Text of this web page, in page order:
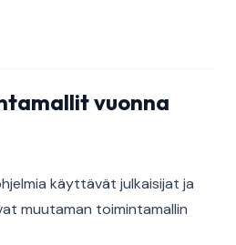
vuonna
käyttävät julkaisijat ja
muutaman toimintamallin